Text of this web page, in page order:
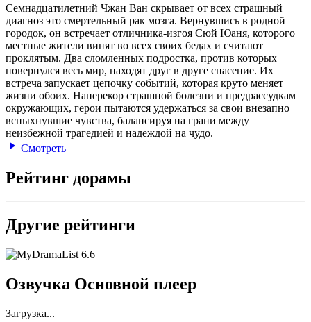
Семнадцатилетний Чжан Ван скрывает от всех страшный
диагноз это смертельный рак мозга. Вернувшись в родной
городок, он встречает отличника-изгоя Сюй Юаня, которого
местные жители винят во всех своих бедах и считают
проклятым. Два сломленных подростка, против которых
повернулся весь мир, находят друг в друге спасение. Их
встреча запускает цепочку событий, которая круто меняет
жизни обоих. Наперекор страшной болезни и предрассудкам
окружающих, герои пытаются удержаться за свои внезапно
вспыхнувшие чувства, балансируя на грани между
неизбежной трагедией и надеждой на чудо.
Смотреть
Рейтинг дорамы
Другие рейтинги
6.6
Озвучка Основной плеер
Загрузка...